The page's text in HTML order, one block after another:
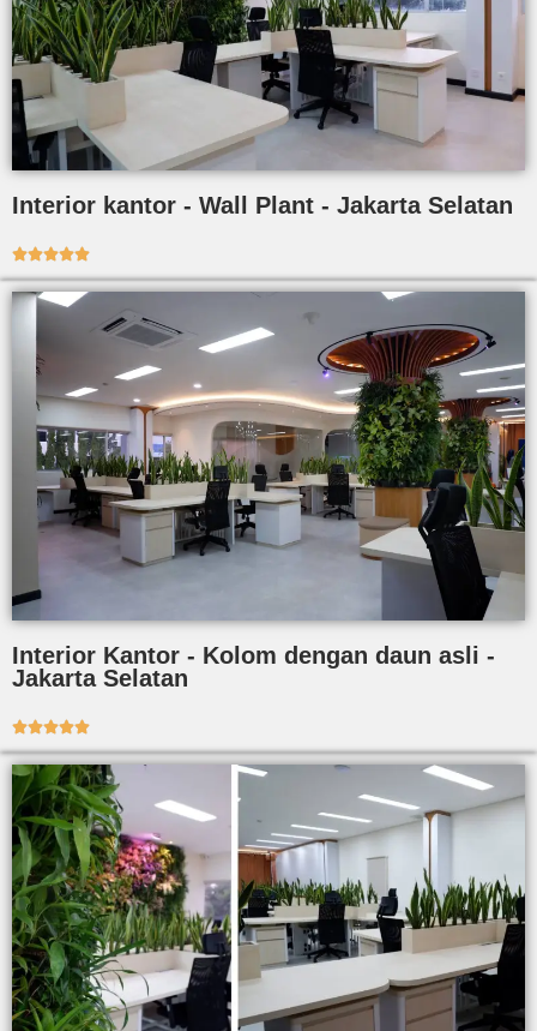
Interior kantor - Wall Plant - Jakarta Selatan

Interior Kantor - Kolom dengan daun asli -
Jakarta Selatan
